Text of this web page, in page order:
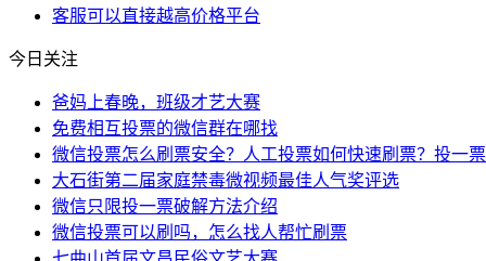
客服可以直接越高价格平台
今日关注
爸妈上春晚，班级才艺大赛
免费相互投票的微信群在哪找
微信投票怎么刷票安全？人工投票如何快速刷票？投一
大石街第二届家庭禁毒微视频最佳人气奖评选
微信只限投一票破解方法介绍
微信投票可以刷吗，怎么找人帮忙刷票